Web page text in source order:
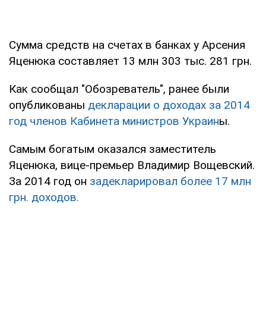
Сумма средств на счетах в банках у Арсения
Яценюка составляет 13 млн 303 тыс. 281 грн.
Как сообщал "Обозреватель", ранее были
опубликованы декларации о доходах за 2014
год членов Кабинета министров Украины.
Самым богатым оказался заместитель
Яценюка, вице-премьер Владимир Вощевский.
За 2014 год он задекларировал более 17 млн
грн. доходов.